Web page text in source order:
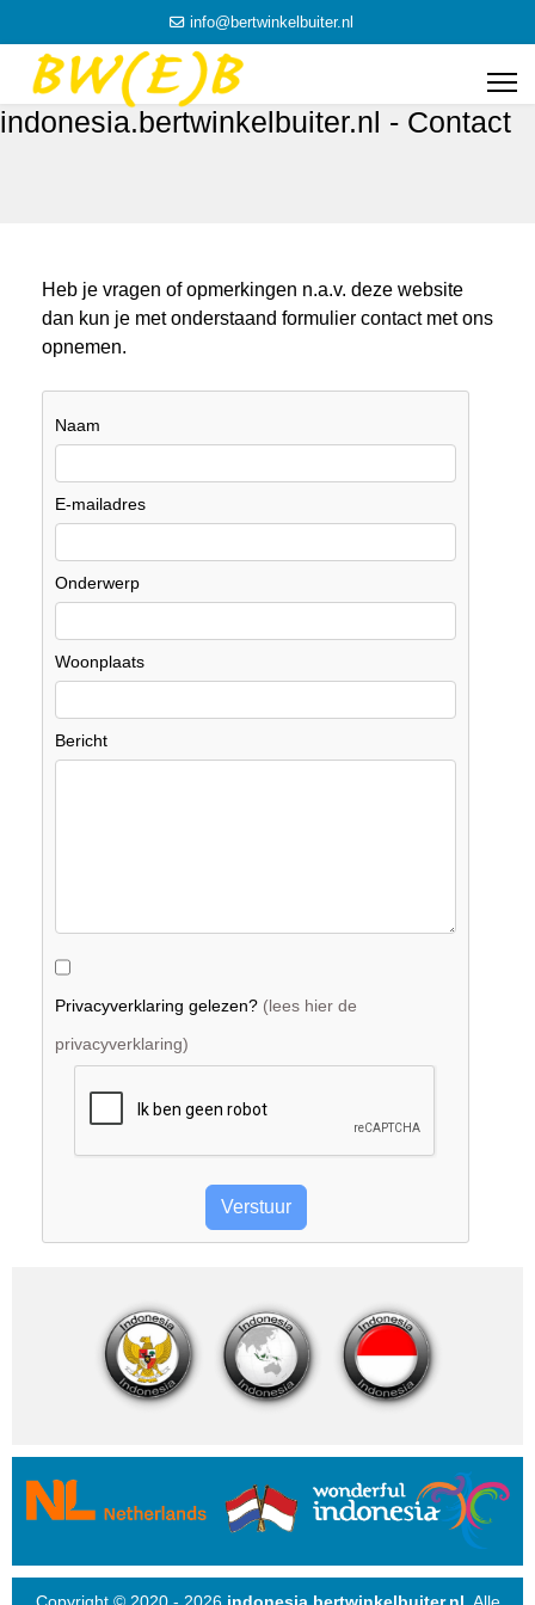
info@bertwinkelbuiter.nl
indonesia.bertwinkelbuiter.nl - Contact
Heb je vragen of opmerkingen n.a.v. deze website
dan kun je met onderstaand formulier contact met ons
opnemen.
Naam
E-mailadres
Onderwerp
Woonplaats
Bericht
Privacyverklaring gelezen? (lees hier de
privacyverklaring)